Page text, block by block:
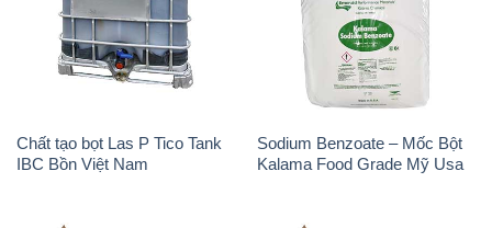
Chất tạo bọt Las P Tico Tank
IBC Bồn Việt Nam
Sodium Benzoate – Mốc Bột
Kalama Food Grade Mỹ Usa